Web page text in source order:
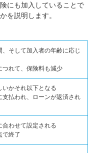
にも加入していることで
を説明します。
そして加入者の年齢に応じ
つれて、保険料も減少
かそれ以下となる
払われ、ローンが返済され
わせて設定される
で終了